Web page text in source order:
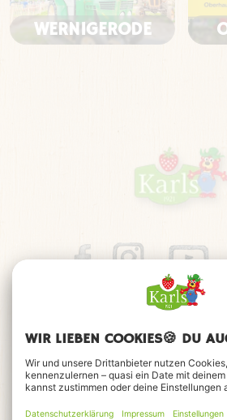
WERNIGERODE